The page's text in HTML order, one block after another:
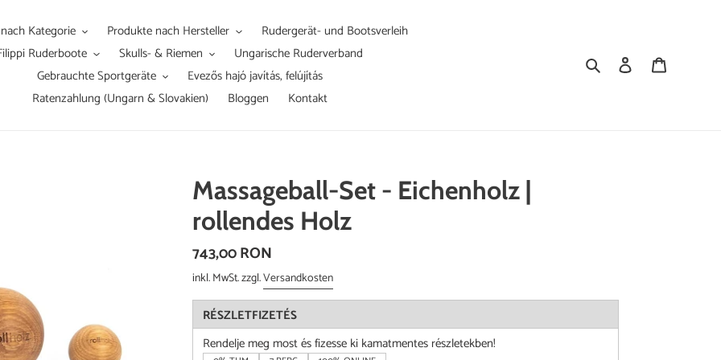
Kategorie Produkte nach Hersteller
Rudergerät- und Bootsverleih
Ruderboote
Skulls- & Riemen
Ungarische Ruderverband
Gebrauchte Sportgeräte
Evezős hajó javítás, felújítás
Ratenzahlung (Ungarn & Slovakien)
Bloggen Kontakt
Suchen Einloggen
Massageball-Set - Eichenholz |
rollendes Holz
Normaler
Preis
743,00 RON
inkl. MwSt. zzgl.Versandkosten
RÉSZLETFIZETÉS
Rendelje meg most és fizesse ki kamatmentes részletekben!